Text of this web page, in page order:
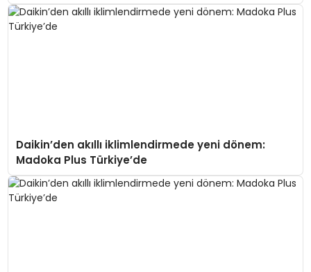
Daikin’den akıllı iklimlendirmede yeni dönem:
Madoka Plus Türkiye’de